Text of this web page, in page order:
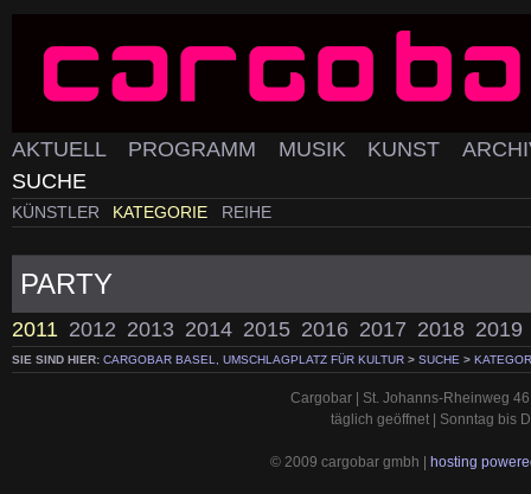
AKTUELL PROGRAMM MUSIK KUNST
SUCHE
KÜNSTLER KATEGORIE REIHE
PARTY
2011 2012 2013 2014 2015 2016 2017 2018 2019
SIE SIND HIER: CARGOBAR BASEL, UMSCHLAGPLATZ FÜR KULTUR > SUCHE >
Cargobar | St. Johanns-Rheinweg
täglich geöffnet | Sonntag bis
© 2009 cargobar gmbh | hosting